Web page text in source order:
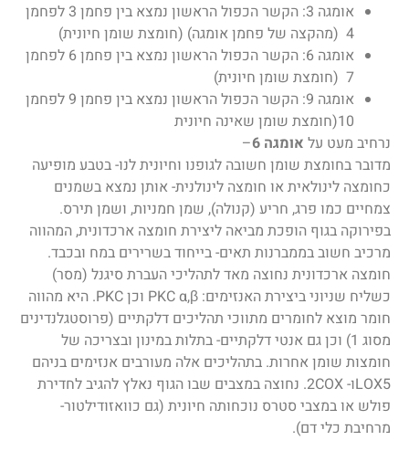
אומגה 3: הקשר הכפול הראשון נמצא בין פחמן 3 לפחמן
4 (מהקצה של פחמן אומגה) (חומצת שומן חיונית)
אומגה 6: הקשר הכפול הראשון נמצא בין פחמן 6 לפחמן
7 (חומצת שומן חיונית)
אומגה 9: הקשר הכפול הראשון נמצא בין פחמן 9 לפחמן
10(חומצת שומן שאינה חיונית
נרחיב מעט על אומגה 6
–
מדובר בחומצת שומן חשובה לגופנו וחיונית לנו- בטבע מופיעה
כחומצה לינולאית או חומצה לינולנית- אותן נמצא בשמנים
צמחיים כמו פרג, חריע (קנולה), שמן חמניות, ושמן תירס.
בפירוקה בגוף הופכת מביאה ליצירת חומצה ארכדונית, המהווה
מרכיב חשוב בממברנות תאים- בייחוד בשרירים במח ובכבד.
חומצה ארכדונית נחוצה מאד לתהליכי העברת סיגנל (מסר)
כשליח שניוני ביצירת האנזימים: PKC α,β וכן PKC. היא מהווה
חומר מוצא לחומרים מתווכי תהליכים דלקתיים (פרוסטגלנדינים
מסוג 1) וכן גם אנטי דלקתיים- בתלות במינון ובצריכה של
חומצות שומן אחרות. בתהליכים אלה מעורבים אנזימים בניהם
LOX5ו- 2COX. נחוצה במצבים שבו הגוף נאלץ להגיב לחדירת
פולש או במצבי סטרס נוכחותה חיונית (גם כוואזודילטור-
מרחיבת כלי דם).